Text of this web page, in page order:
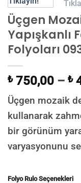
Üçgen
Yapışkanlı
Folyoları
₺750,00 – ₺
Üçgen mozaik
kullanarak
bir görünüm
varyasyonunu
Folyo Rulo Seçenekleri